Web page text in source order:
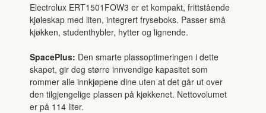
Electrolux ERT1501FOW3 er et kompakt, frittstående
kjøleskap med liten, integrert fryseboks. Passer små
kjøkken, studenthybler, hytter og lignende.
SpacePlus: Den smarte plassoptimeringen i dette
skapet, gir deg større innvendige kapasitet som
rommer alle innkjøpene dine uten at det går ut over
den tilgjengelige plassen på kjøkkenet. Nettovolumet
er på 114 liter.